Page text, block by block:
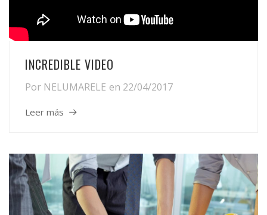
INCREDIBLE VIDEO
Por NELUMARELE en 22/04/2017
Leer más